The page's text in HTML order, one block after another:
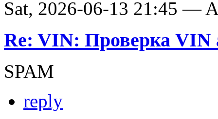
Sat, 2026-06-13 21:45 —
Re: VIN: Проверка VIN
SPAM
reply